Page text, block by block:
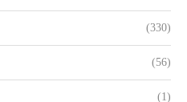
(330)
(56)
(1)